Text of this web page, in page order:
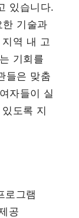
있습니다.
한 기술과
역 내 고
기회를
들은 맞춤
자들이 실
도록 지
로그램
공